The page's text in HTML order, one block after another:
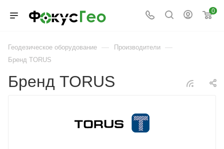
0
Геодезическое оборудование — Производители —
Бренд TORUS
Бренд TORUS